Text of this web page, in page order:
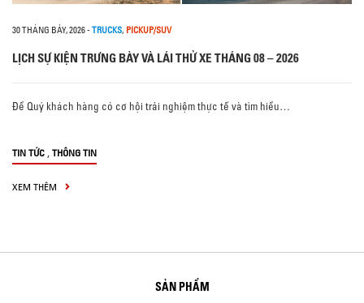
30 THÁNG BẢY, 2026- TRUCKS, PICKUP/SUV
LỊCH SỰ KIỆN TRƯNG BÀY VÀ LÁI THỬ XE THÁNG 08 – 2026
Để Quý khách hàng có cơ hội trải nghiệm thực tế và tìm hiểu…
TIN TỨC , THÔNG TIN
XEM THÊM
SẢN PHẨM